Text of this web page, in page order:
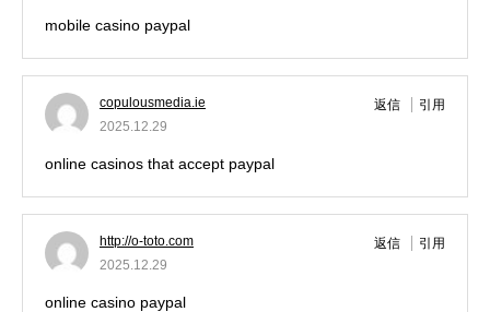
mobile casino paypal
copulousmedia.ie
2025.12.29
返信 引用
online casinos that accept paypal
http://o-toto.com
2025.12.29
返信 引用
online casino paypal